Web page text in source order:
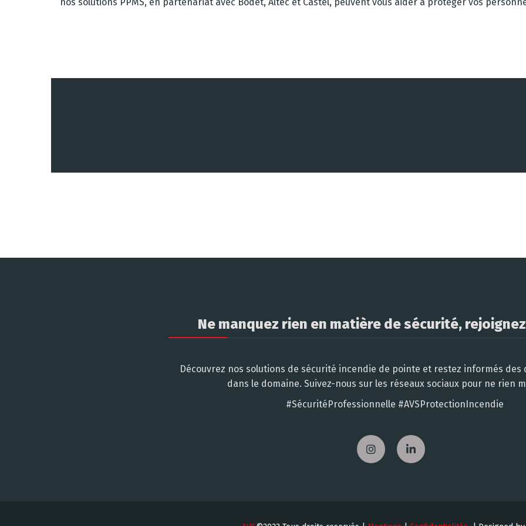
Ne manquez rien en matière de sécurité,
Découvrez nos solutions de sécurité incendie de pointe et restez informés des
dans le domaine. Suivez-nous sur les réseaux sociaux pour ne rien
#SécuritéProfessionnelle #AVSProtectionIncendie